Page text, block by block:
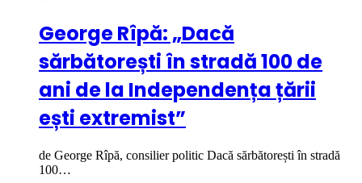
George Rîpă: „Dacă
sărbătorești în stradă 100 de
ani de la Independența țării
ești extremist”
de George Rîpă, consilier politic Dacă sărbătorești în stradă
100…